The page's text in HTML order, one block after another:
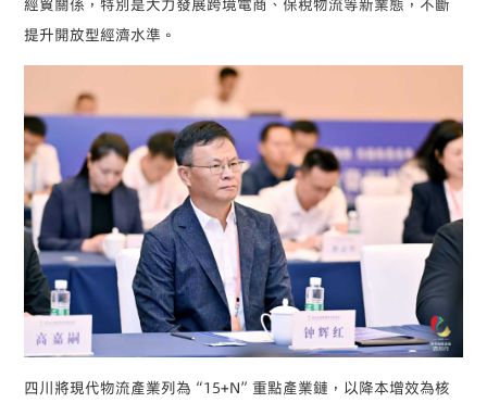
提升開放型經濟水準。
四川將現代物流產業列為“15+N”重點產業鏈，以降本增效為核